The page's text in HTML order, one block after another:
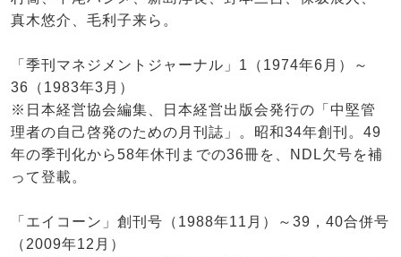
真木悠介、毛利子来ら。
「季刊マネジメントジャーナル」1（1974年6月）～
36（1983年3月）
※日本経営協会編集、日本経営出版会発行の「中堅管
理者の自己啓発のための月刊誌」。昭和34年創刊。49
年の季刊化から58年休刊までの36冊を、NDL欠号を補
って登載。
「エイコーン」創刊号（1988年11月）～39，40合併号
（2009年12月）